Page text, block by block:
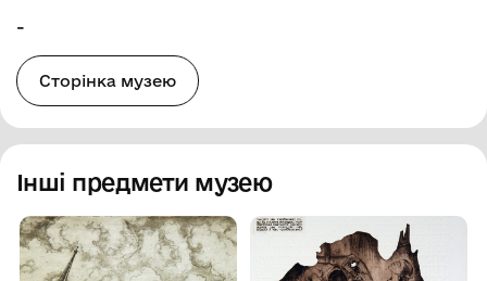
-
Сторінка музею
Інші предмети музею